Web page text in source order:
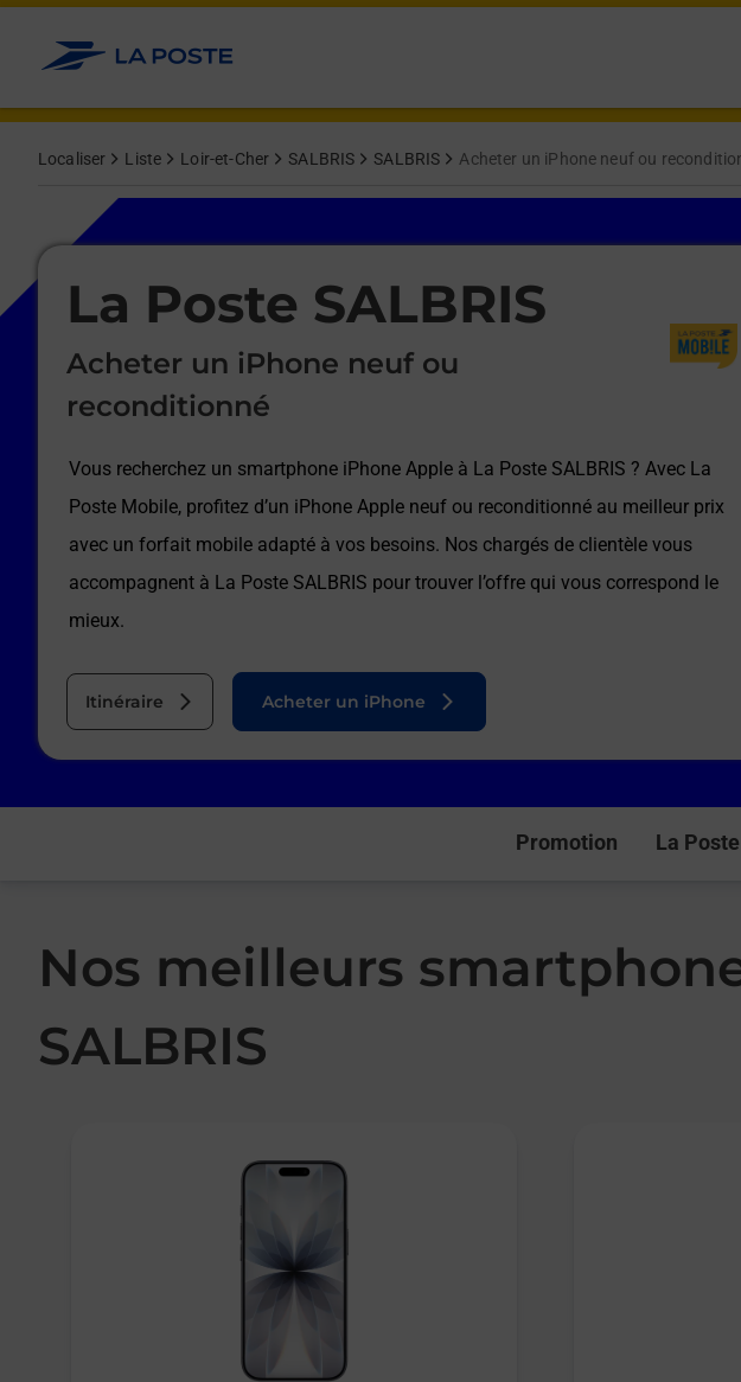
Allez au contenu
Localiser Liste Loir-et-Cher SALBRIS SALBRIS Acheter un iPhone neuf ou
La Poste SALBRIS
Acheter un iPhone neuf ou
reconditionné
Vous recherchez un smartphone iPhone Apple à La Poste SALBRIS ? Avec La
Poste Mobile, profitez d’un iPhone Apple neuf ou reconditionné au meilleur prix
avec un forfait mobile adapté à vos besoins. Nos chargés de clientèle vous
accompagnent à La Poste SALBRIS pour trouver l’offre qui vous correspond le
mieux.
Itinéraire
Le lien s'ouvre dans un nouvel onglet
Acheter un iPhone
Promotion La
Nos meilleurs
SALBRIS
Le lien s'ouvre dans un nouvel onglet
Afficher ou masquer la réponse
Afficher ou masquer la réponse
Afficher ou masquer la réponse
Afficher ou masquer la réponse
Afficher ou masquer la réponse
Afficher ou masquer la réponse